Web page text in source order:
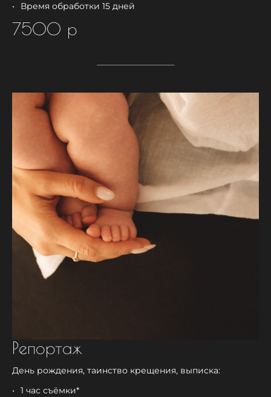
Время обработки 15 дней
7500 р
Репортаж
День рождения, таинство крещения, выписка:
1 час съёмки*